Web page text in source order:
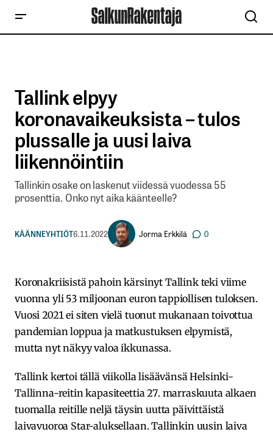
Tallink elpyy
koronavaikeuksista – tulos
plussalle ja uusi laiva
liikennöintiin
Tallinkin osake on laskenut viidessä vuodessa 55
prosenttia. Onko nyt aika käänteelle?
KÄÄNNEYHTIÖT6.11.2022 Jorma Erkkilä 0
Koronakriisistä pahoin kärsinyt Tallink teki viime
vuonna yli 53 miljoonan euron tappiollisen tuloksen.
Vuosi 2021 ei siten vielä tuonut mukanaan toivottua
pandemian loppua ja matkustuksen elpymistä,
mutta nyt näkyy valoa ikkunassa.
Tallink kertoi tällä viikolla lisäävänsä Helsinki-
Tallinna-reitin kapasiteettia 27. marraskuuta alkaen
tuomalla reitille neljä täysin uutta päivittäistä
laivavuoroa Star-aluksellaan. Tallinkin uusin laiva